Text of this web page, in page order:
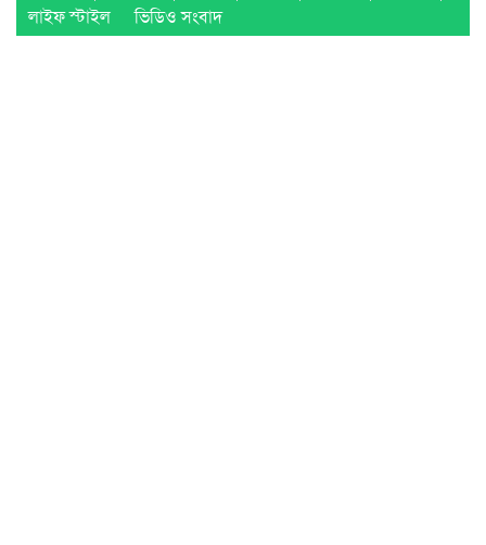
লাইফ স্টাইল
ভিডিও সংবাদ